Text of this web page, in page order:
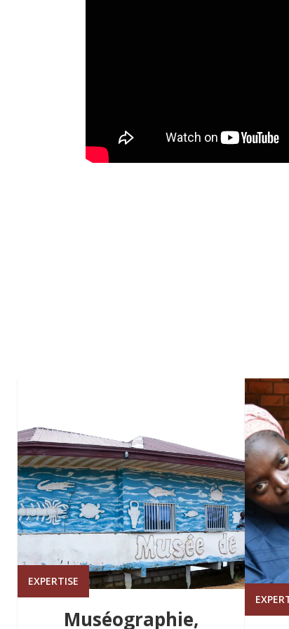
EXPERTISE
Muséographie,